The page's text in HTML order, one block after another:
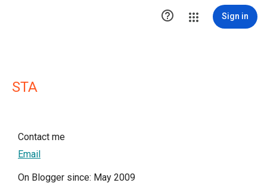
 Sign in
STA
Contact me
Email
On Blogger since: May 2009